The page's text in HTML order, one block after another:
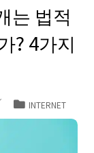
는 법적
? 4가지
INTERNET